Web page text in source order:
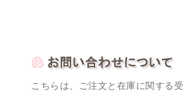
こちらは、ご注文と在庫に関する受